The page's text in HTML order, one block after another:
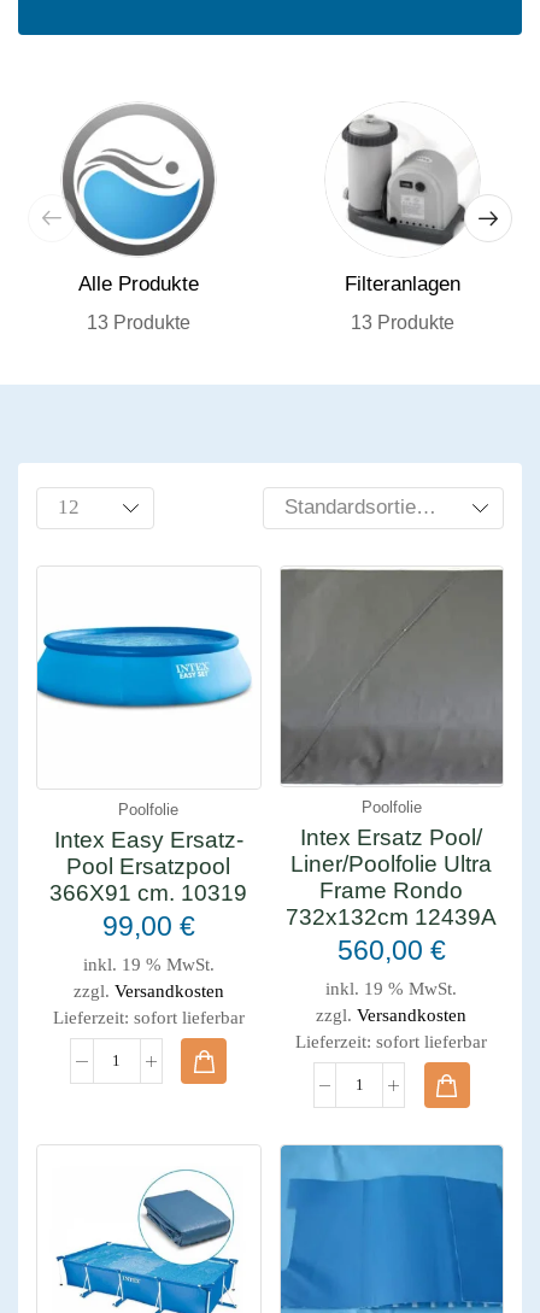
Alle Produkte
13 Produkte
Filteranlagen
13 Produkte
Poolfolie
Intex Easy Ersatz-
Pool Ersatzpool
366X91 cm. 10319
99,00 €
inkl. 19 % MwSt.
zzgl. Versandkosten
Lieferzeit: sofort lieferbar
Poolfolie
Intex Ersatz Pool/
Liner/Poolfolie Ultra
Frame Rondo
732x132cm 12439A
560,00 €
inkl. 19 % MwSt.
zzgl.Versandkosten
Lieferzeit:sofort lieferbar